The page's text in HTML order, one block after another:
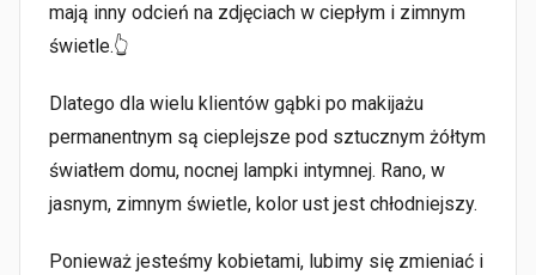
mają inny odcień na zdjęciach w ciepłym i zimnym
świetle.👆
Dlatego dla wielu klientów gąbki po makijażu
permanentnym są cieplejsze pod sztucznym żółtym
światłem domu, nocnej lampki intymnej. Rano, w
jasnym, zimnym świetle, kolor ust jest chłodniejszy.
Ponieważ jesteśmy kobietami, lubimy się zmieniać i